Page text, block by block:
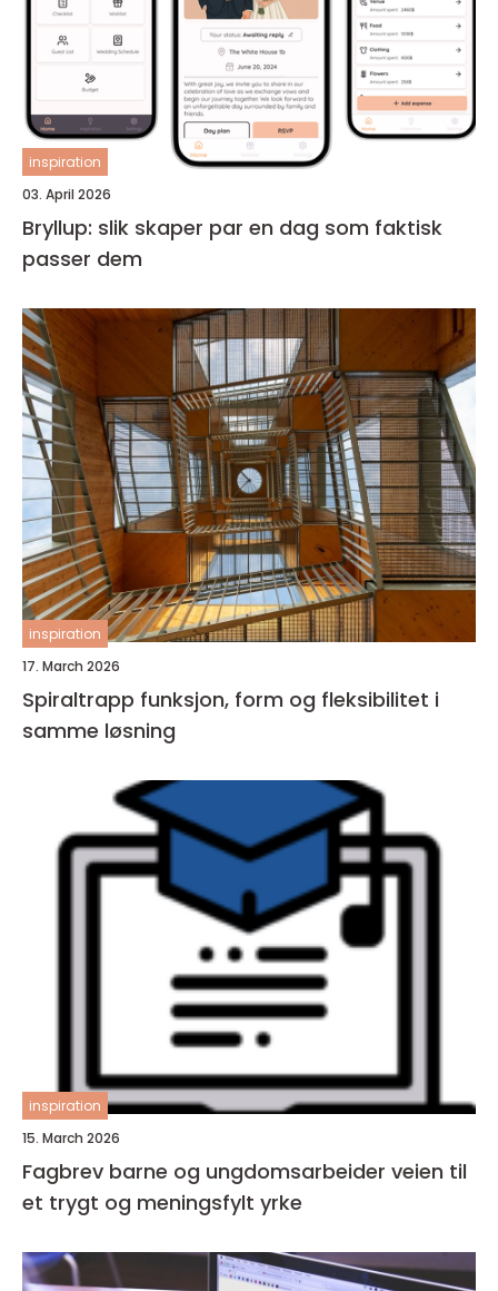
inspiration
03. April 2026
Bryllup: slik skaper par en dag som faktisk
passer dem
inspiration
17. March 2026
Spiraltrapp funksjon, form og fleksibilitet i
samme løsning
inspiration
15. March 2026
Fagbrev barne og ungdomsarbeider veien til
et trygt og meningsfylt yrke